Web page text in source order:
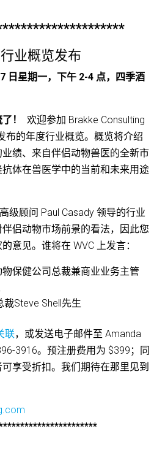
业概览发布
日星期一，下午 2-4 点，四季酒
！
欢迎参加 Brakke Consulting
布的年度行业概览。概览将介绍
绩、来自伴侣动物兽医的全新市
体在兽医学中的当前和未来用途
级顾问 Paul Casady 领导的行业
侣动物市场前景的看法，因此您
意见。谁将在 WVC 上发言：
保健公司总裁兼商业业务主管
裁Steve Shell先生
联，或发送电子邮件至 Amanda
3916。预注册费用为 $399；同
享受折扣。我们期待在那里见到